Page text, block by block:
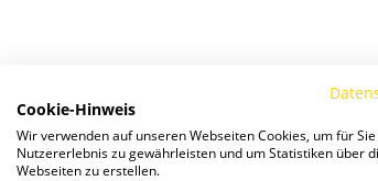
Cookie-Hinweis
Wir verwenden auf unseren Webseiten Cookies, um für
Nutzererlebnis zu gewährleisten und um Statistiken über
Webseiten zu erstellen.